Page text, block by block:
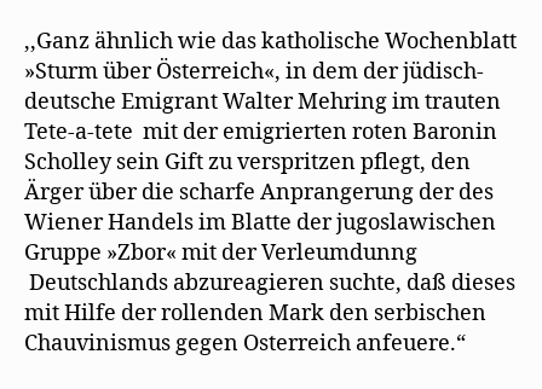
,,Ganz ähnlich wie das katholische Wochenblatt
»Sturm über Österreich«, in dem der jüdisch-
deutsche Emigrant Walter Mehring im trauten
Tete-a-tete mit der emigrierten roten Baronin
Scholley sein Gift zu verspritzen pflegt, den
Ärger über die scharfe Anprangerung der des
Wiener Handels im Blatte der jugoslawischen
Gruppe »Zbor« mit der Verleumdunng
Deutschlands abzureagieren suchte, daß dieses
mit Hilfe der rollenden Mark den serbischen
Chauvinismus gegen Osterreich anfeuere.“